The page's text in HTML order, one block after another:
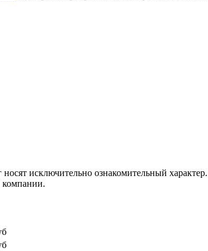
исключительно ознакомительный
компании.